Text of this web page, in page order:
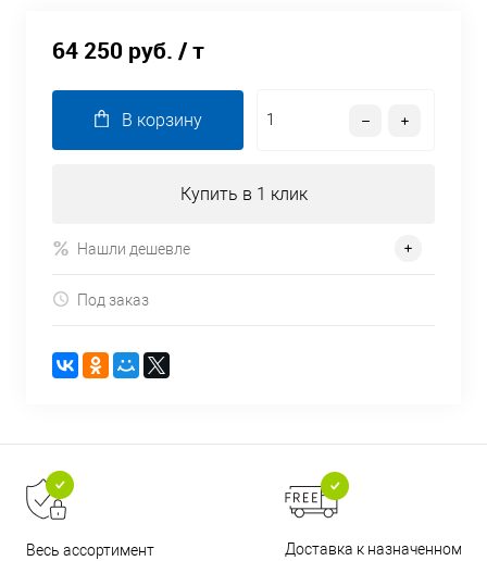
64 250 руб. / т
В корзину
Купить в 1 клик
Нашли дешевле
Под заказ
Весь ассортимент
Доставка к назначенному